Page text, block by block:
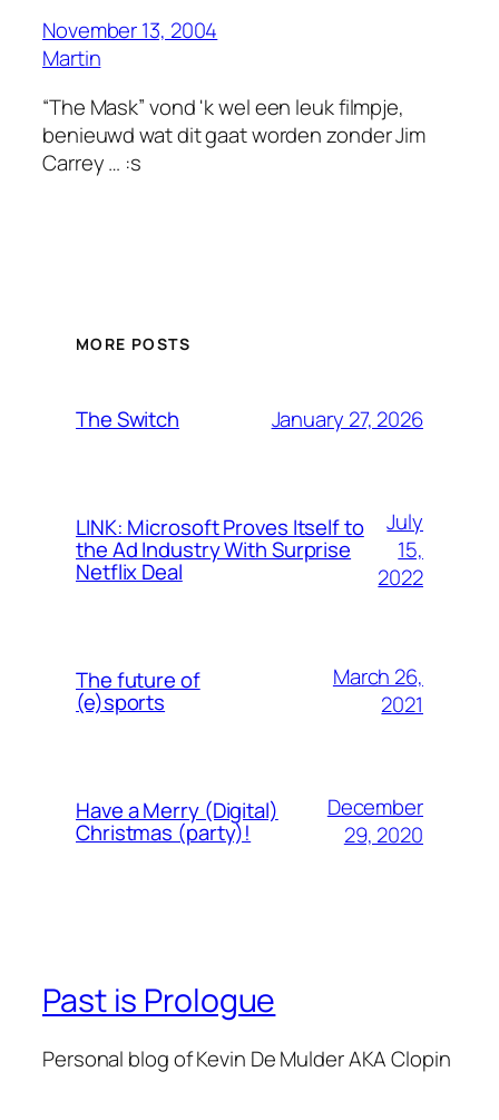
November 13, 2004
Martin
“The Mask” vond 'k wel een leuk filmpje,
benieuwd wat dit gaat worden zonder Jim
Carrey … :s
MORE POSTS
The Switch January 27, 2026
LINK: Microsoft Proves Itself to
the Ad Industry With Surprise
Netflix Deal
July
15,
2022
The future of
(e)sports
March 26,
2021
Have a Merry (Digital)
Christmas (party)!
December
29, 2020
Past is Prologue
Personal blog of Kevin De Mulder AKA Clopin